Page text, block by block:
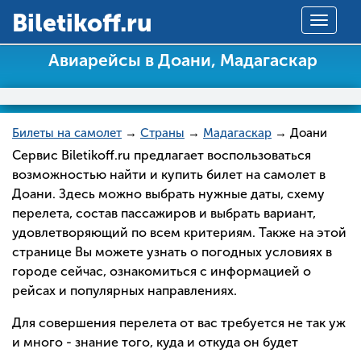
Toggle
Вiletikoff.ru
Авиарейсы в Доани, Мадагаскар
Билеты на самолет → Страны → Мадагаскар → Доани
Сервис Biletikoff.ru предлагает воспользоваться
возможностью найти и купить билет на самолет в
Доани. Здесь можно выбрать нужные даты, схему
перелета, состав пассажиров и выбрать вариант,
удовлетворяющий по всем критериям. Также на этой
странице Вы можете узнать о погодных условиях в
городе сейчас, ознакомиться с информацией о
рейсах и популярных направлениях.
Для совершения перелета от вас требуется не так уж
и много - знание того, куда и откуда он будет